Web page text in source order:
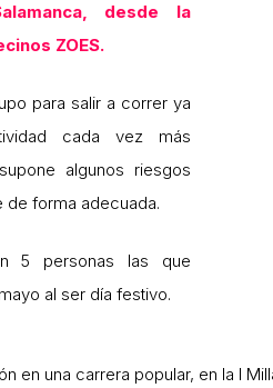
desde la
ZOES.
para salir a correr ya
cada vez más
algunos riesgos
de forma adecuada.
5 personas las que
al ser día festivo.
en una carrera popular, en la I